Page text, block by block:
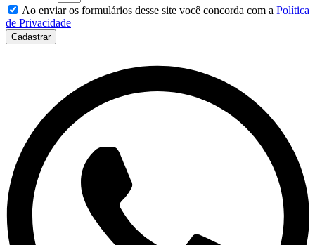
Ao enviar os formulários desse site você concorda com a Política
de Privacidade
Cadastrar